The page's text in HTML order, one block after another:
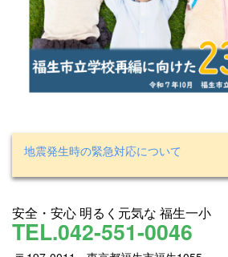
地震発生時の緊急対応について
安全・安心 明るく元気な 福生一小
TEL.042-551-0046